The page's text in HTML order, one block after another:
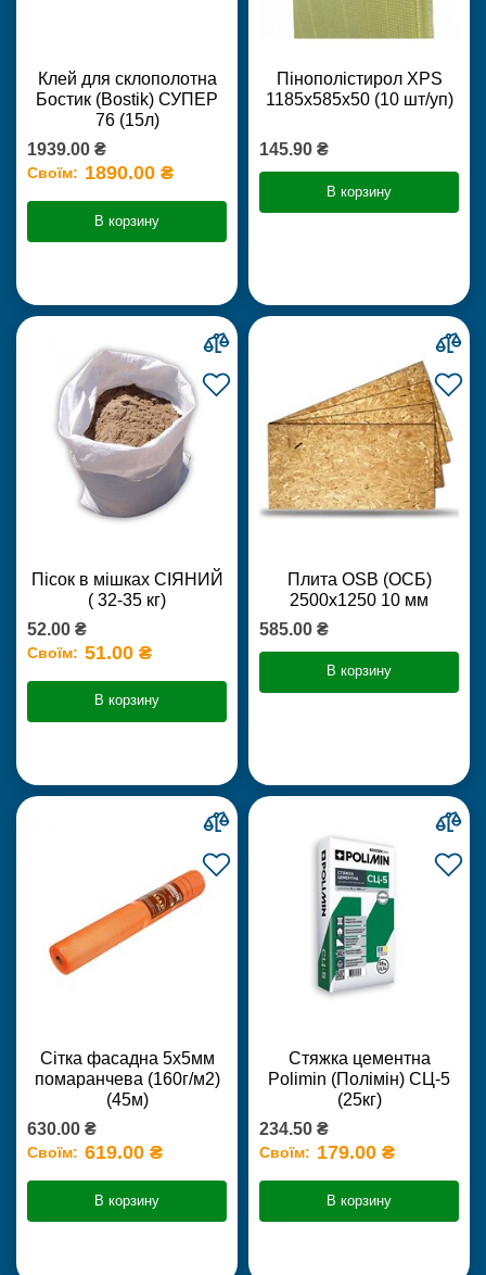
Клей для склополотна
Бостик (Bostik) СУПЕР
76 (15л)
1939.00 ₴
Своїм: 1890.00 ₴
В корзину
Пінополістирол XPS
1185х585х50 (10 шт/уп)
145.90 ₴
В корзину
Пісок в мішках СІЯНИЙ
( 32-35 кг)
52.00 ₴
Своїм: 51.00 ₴
В корзину
Плита OSB (ОСБ)
2500х1250 10 мм
585.00 ₴
В корзину
Сітка фасадна 5х5мм
помаранчева (160г/м2)
(45м)
630.00 ₴
Своїм: 619.00 ₴
В корзину
Стяжка цементна
Polimin (Полімін) СЦ-5
(25кг)
234.50 ₴
Своїм: 179.00 ₴
В корзину